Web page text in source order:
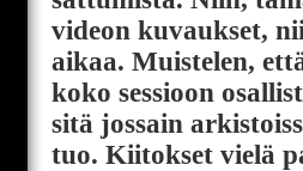
videon kuvaukset,
aikaa. Muistelen,
koko sessioon
sitä jossain
tuo. Kiitokset vielä